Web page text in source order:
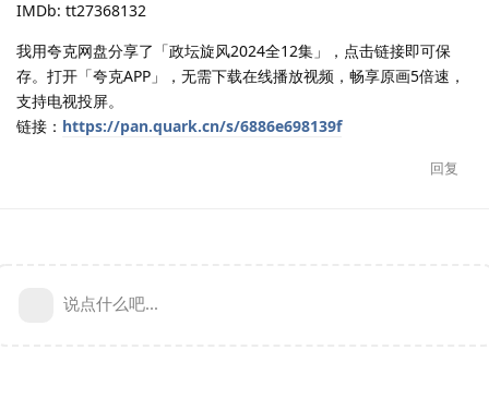
IMDb: tt27368132
我用夸克网盘分享了「政坛旋风2024全12集」，点击链接即可保
存。打开「夸克APP」，无需下载在线播放视频，畅享原画5倍速，
支持电视投屏。
链接： https://pan.quark.cn/s/6886e698139f
回复
说点什么吧...